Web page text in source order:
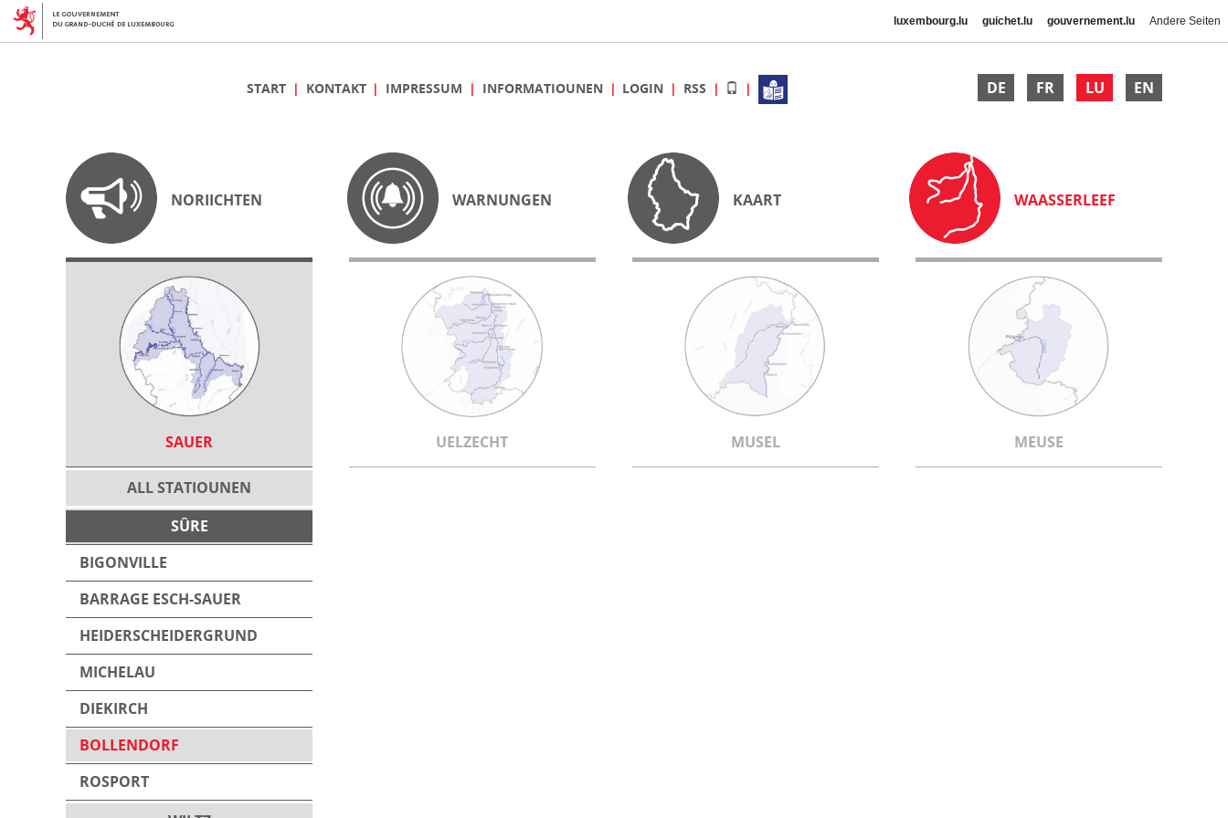
luxembourg.lu guichet.lu gouvernement.lu Andere Seiten
DE FR LU EN
START KONTAKT IMPRESSUM INFORMATIOUNEN LOGIN RSS
NORIICHTEN WARNUNGEN KAART WAASSERLEEF
SAUER UELZECHT MUSEL MEUSE
ALL STATIOUNEN
SÛRE
BIGONVILLE
BARRAGE ESCH-SAUER
HEIDERSCHEIDERGRUND
MICHELAU
DIEKIRCH
BOLLENDORF
ROSPORT